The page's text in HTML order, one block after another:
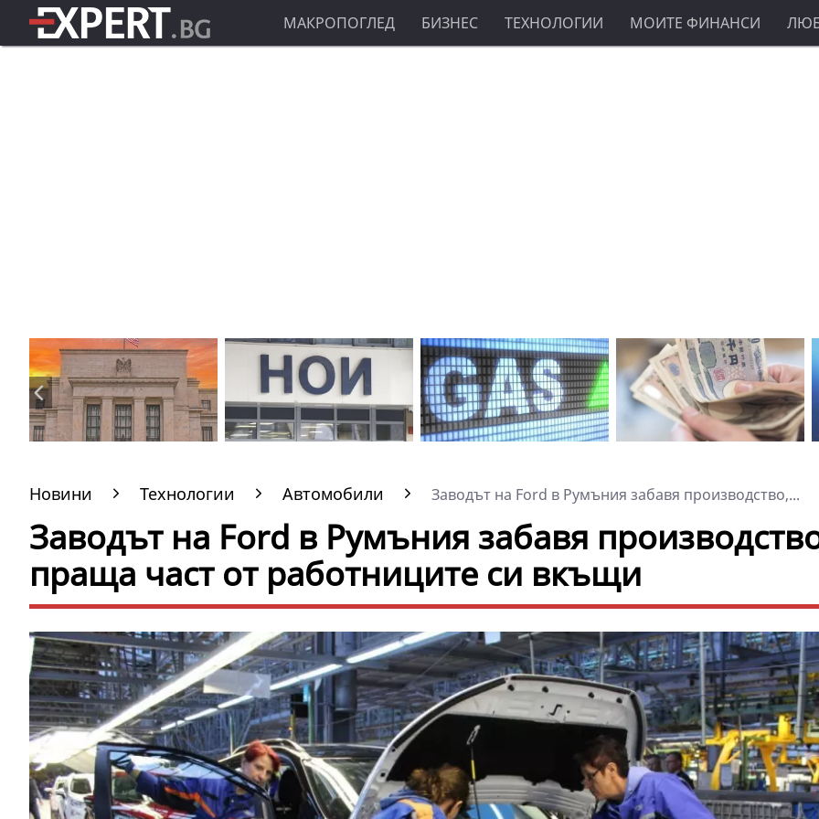
МАКРОПОГЛЕД БИЗНЕС ТЕХНОЛОГИИ МОИТЕ ФИНАНСИ
Новини Технологии Автомобили Заводът на Ford в Румъния забавя производство,...
Заводът на Ford в Румъния забавя
праща част от работниците си вкъщи